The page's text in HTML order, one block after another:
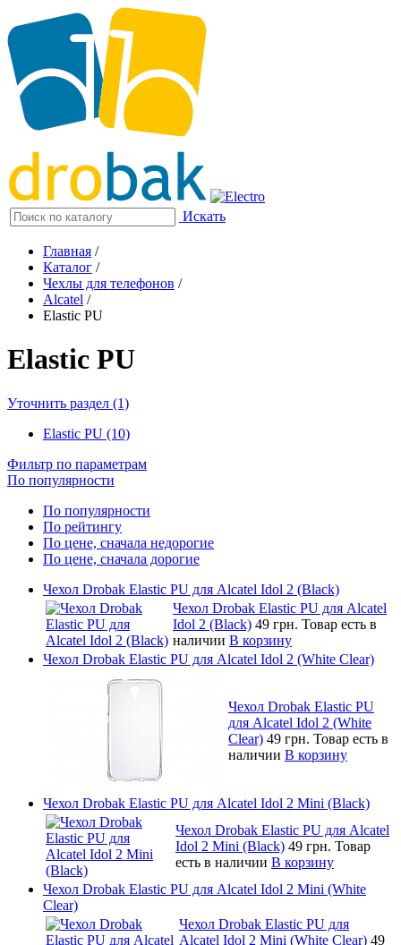
Искать
Главная /
Каталог /
Чехлы для телефонов /
Alcatel /
Elastic PU
Elastic PU
Уточнить раздел (1)
Elastic PU (10)
Фильтр по параметрам
По популярности
По популярности
По рейтингу
По цене, сначала недорогие
По цене, сначала дорогие
Чехол Drobak Elastic PU для Alcatel Idol 2 (Black)
Чехол Drobak Elastic PU для Alcatel
Idol 2 (Black) 49 грн. Товар есть в
наличии В корзину
Чехол Drobak Elastic PU для Alcatel Idol 2 (White Clear)
Чехол Drobak Elastic PU
для Alcatel Idol 2 (White
Clear) 49 грн. Товар есть в
наличии В корзину
Чехол Drobak Elastic PU для Alcatel Idol 2 Mini (Black)
Чехол Drobak Elastic PU для Alcatel
Idol 2 Mini (Black) 49 грн. Товар
есть в наличии В корзину
Чехол Drobak Elastic PU для Alcatel Idol 2 Mini (White
Clear)
Чехол Drobak Elastic PU для
Alcatel Idol 2 Mini (White Clear) 49